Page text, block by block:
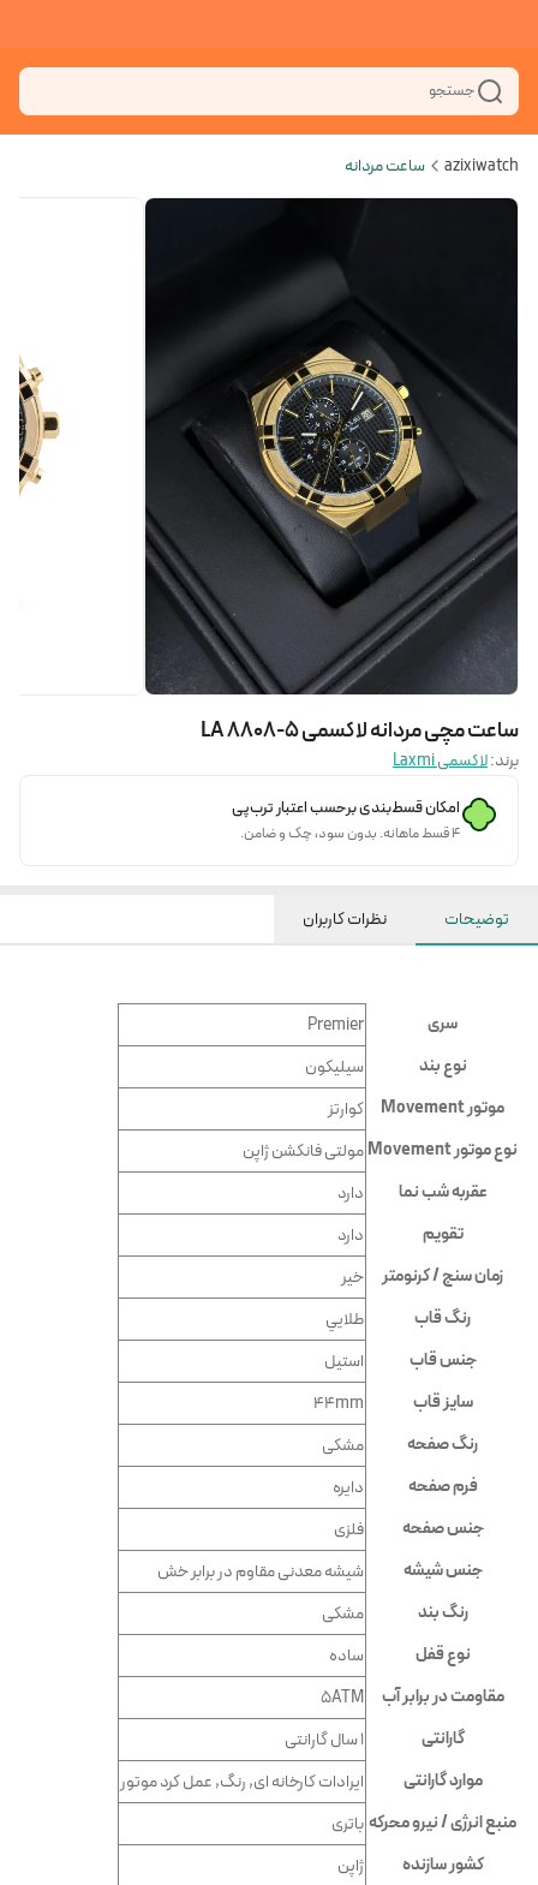
جستجو
azixiwatch ساعت مردانه
ساعت مچی مردانه لاکسمی LA 8808-5
برند:لاکسمی Laxmi
امکان قسط‌بندی برحسب اعتبار ترب‌پی
۴ قسط ماهانه. بدون سود، چک و ضامن.
توضیحات نظرات کاربران
سری
Premier
نوع بند
سيليكون
موتور Movement
کوارتز
نوع موتور Movement
مولتی فانکشن ژاپن
عقربه شب نما
دارد
تقویم
دارد
زمان سنج / کرنومتر
خیر
رنگ قاب
طلايي
جنس قاب
استيل
سایز قاب
44mm
رنگ صفحه
مشكى
فرم صفحه
دايره
جنس صفحه
فلزى
جنس شیشه
شيشه معدنى مقاوم در برابر خش
رنگ بند
مشكى
نوع قفل
ساده
مقاومت در برابر آب
5ATM
گارانتی
۱ سال گارانتی
موارد گارانتی
ایرادات کارخانه ای, رنگ, عمل کرد موتور
منبع انرژی / نیرو محرکهباتری
کشور سازنده
ژاپن